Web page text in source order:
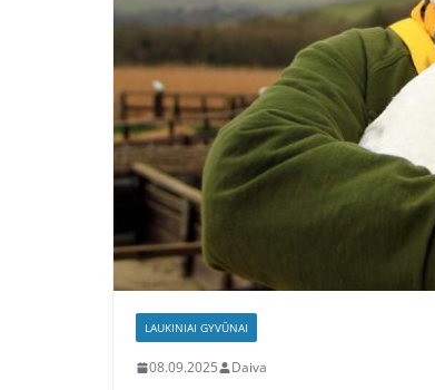
LAUKINIAI GYVŪNAI
08.09.2025 Daiva